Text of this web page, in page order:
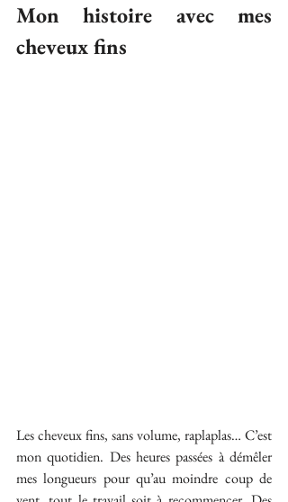
Mon histoire avec mes
cheveux fins
Les cheveux fins, sans volume, raplaplas… C’est
mon quotidien. Des heures passées à démêler
mes longueurs pour qu’au moindre coup de